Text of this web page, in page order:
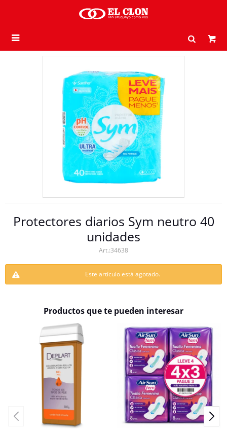

Protectores diarios Sym neutro 40
unidades
34638
Este artículo está agotado.
Productos que te pueden interesar